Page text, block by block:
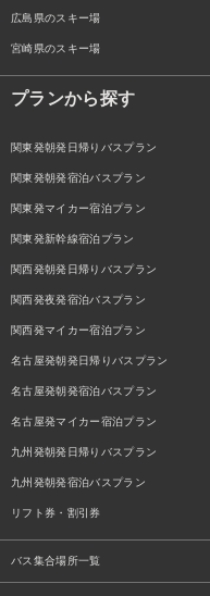
広島県のスキー場
宮崎県のスキー場
プランから探す
関東発朝発日帰りバスプラン
関東発朝発宿泊バスプラン
関東発マイカー宿泊プラン
関東発新幹線宿泊プラン
関西発朝発日帰りバスプラン
関西発夜発宿泊バスプラン
関西発マイカー宿泊プラン
名古屋発朝発日帰りバスプラン
名古屋発朝発宿泊バスプラン
名古屋発マイカー宿泊プラン
九州発朝発日帰りバスプラン
九州発朝発宿泊バスプラン
リフト券・割引券
バス集合場所一覧